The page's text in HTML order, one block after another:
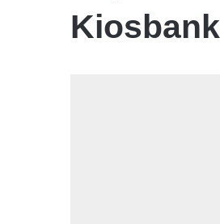
Kiosbank